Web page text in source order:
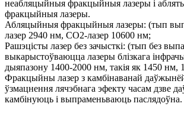
неабляцыйныя фракцыйныя лазеры і
фракцыйныя лазеры.
Абляцыйныя фракцыйныя лазеры: (тып
лазер 2940 нм, CO2-лазер 10600 нм;
Рашэцісты лазер без зачысткі: (тып без
выкарыстоўваюцца лазеры блізкага
дыяпазону 1400-2000 нм, такія як 1450 нм,
Фракцыйны лазер з камбінаванай
ўзмацнення лячэбнага эфекту часам дзве
камбінуюць і выпраменьваюць паслядоўна.